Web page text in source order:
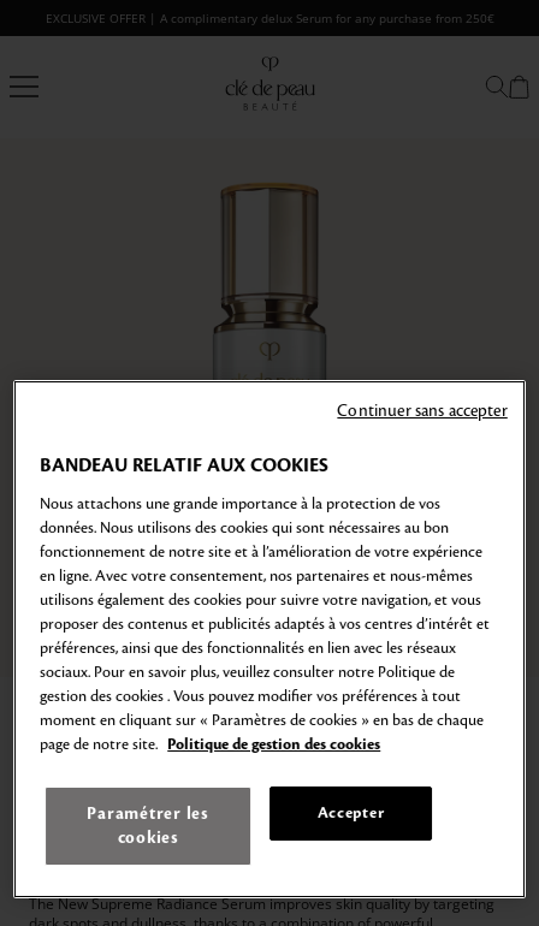
EXCLUSIVE OFFER | A complimentary delux Serum for any purchase from 250€
de
Peau
Go
to
slide
Go
to
slide
2
Go
to
slide
Go
to
slide
4
Go
to
slide
Go
to
slide
6
Go
to
slide
Go
to
slide
8
Home All skincare Serum
BRIGHTENING SERUM SUPREME
Intensive brightening serum
349,00€ 40ml SOLD OUT
1 review
The New Supreme Radiance Serum improves skin quality by targeting
BANDEAU RELATIF AUX COOKIES
Nous attachons une grande importance à la protection de vos
données. Nous utilisons des cookies qui sont nécessaires au bon
fonctionnement de notre site et à l’amélioration de votre expérience
en ligne. Avec votre consentement, nos partenaires et nous-mêmes
utilisons également des cookies pour suivre votre navigation, et vous
proposer des contenus et publicités adaptés à vos centres d’intérêt et
préférences, ainsi que des fonctionnalités en lien avec les réseaux
sociaux. Pour en savoir plus, veuillez consulter notre Politique de
gestion des cookies . Vous pouvez modifier vos préférences à tout
moment en cliquant sur « Paramètres de cookies » en bas de chaque
page de notre site. Politique de gestion des cookies
Paramétrer les
cookies
Accepter
Continuer sans accepter